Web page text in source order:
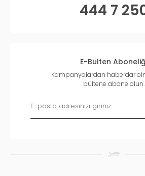
444 7
E-Bülten
Kampanyalardan haberdar
bültene abone olun.